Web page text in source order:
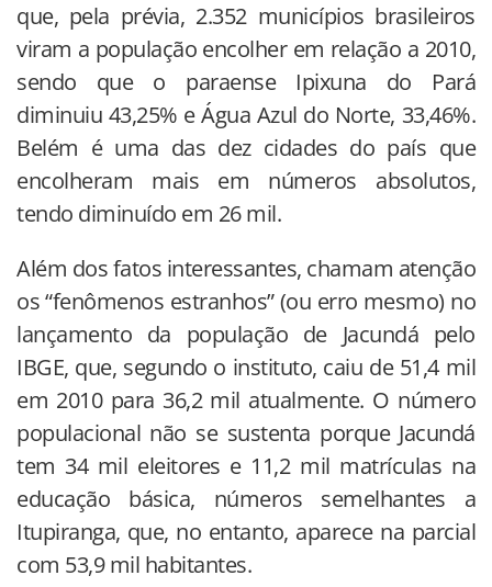
que, pela prévia, 2.352 municípios brasileiros
viram a população encolher em relação a 2010,
sendo que o paraense Ipixuna do Pará
diminuiu 43,25% e Água Azul do Norte, 33,46%.
Belém é uma das dez cidades do país que
encolheram mais em números absolutos,
tendo diminuído em 26 mil.
Além dos fatos interessantes, chamam atenção
os “fenômenos estranhos” (ou erro mesmo) no
lançamento da população de Jacundá pelo
IBGE, que, segundo o instituto, caiu de 51,4 mil
em 2010 para 36,2 mil atualmente. O número
populacional não se sustenta porque Jacundá
tem 34 mil eleitores e 11,2 mil matrículas na
educação básica, números semelhantes a
Itupiranga, que, no entanto, aparece na parcial
com 53,9 mil habitantes.